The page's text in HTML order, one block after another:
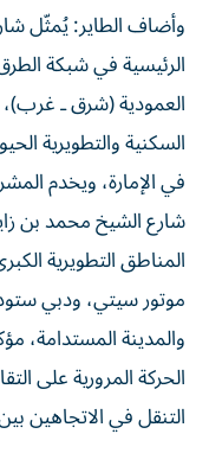
وأضاف الطاير: يُمثّل
الرئيسية في شبكة
العمودية (شرق ـ
السكنية والتطويرية
في الإمارة، ويخدم
شارع الشيخ محمد بن
موتور سيتي، ودبي
والمدينة المستدامة،
الحركة المرورية على
التنقل في الاتجاهين